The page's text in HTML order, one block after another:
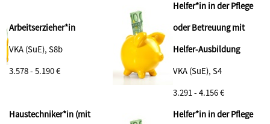
Arbeitserzieher*in
VKA (SuE), S8b
3.578 - 5.190 €
Helfer*in in der Pflege
oder Betreuung mit
Helfer-Ausbildung
VKA (SuE), S4
3.291 - 4.156 €
Haustechniker*in (mit
Helfer*in in der Pflege